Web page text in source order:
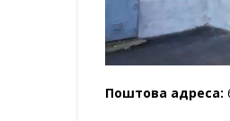
Поштова адреса: